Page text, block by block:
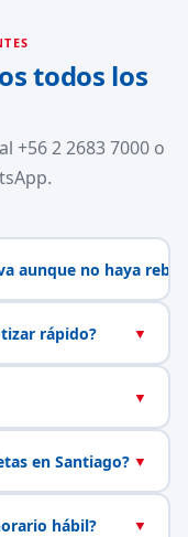
todos los
+56 2 2683 7000 o
aunque no haya
rápido? ▼
▼
en Santiago? ▼
hábil? ▼